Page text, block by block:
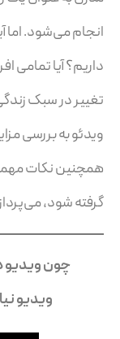
انجام می‌شود. اما
داریم؟ آیا تمامی
تغییر در سبک
ویدئو به بررسی
همچنین نکات
گرفته شود،
چون ویدیو
ویدیو